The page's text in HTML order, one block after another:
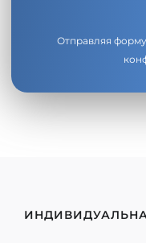
Отправляя